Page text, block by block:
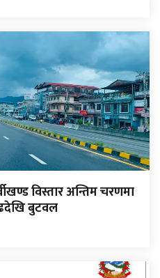
विस्तार अन्तिम चरणमा
बुटवल